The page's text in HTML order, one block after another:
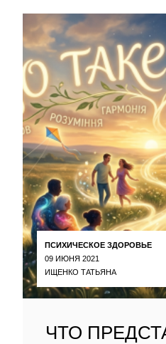
ПСИХИЧЕСКОЕ ЗДОРОВЬЕ
09 ИЮНЯ 2021
ИЩЕНКО ТАТЬЯНА
ЧТО